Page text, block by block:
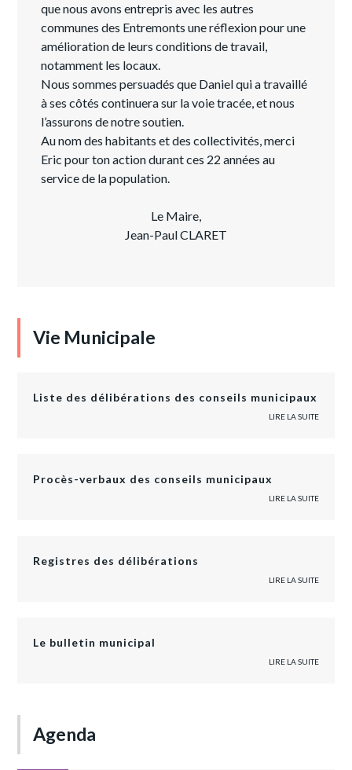
que nous avons entrepris avec les autres
communes des Entremonts une réflexion pour une
amélioration de leurs conditions de travail,
notamment les locaux.
Nous sommes persuadés que Daniel qui a travaillé
à ses côtés continuera sur la voie tracée, et nous
l’assurons de notre soutien.
Au nom des habitants et des collectivités, merci
Eric pour ton action durant ces 22 années au
service de la population.
Le Maire,
Jean-Paul CLARET
Vie Municipale
Liste des délibérations des conseils municipaux
LIRE LA SUITE
Procès-verbaux des conseils municipaux
LIRE LA SUITE
Registres des délibérations
LIRE LA SUITE
Le bulletin municipal
LIRE LA SUITE
Agenda